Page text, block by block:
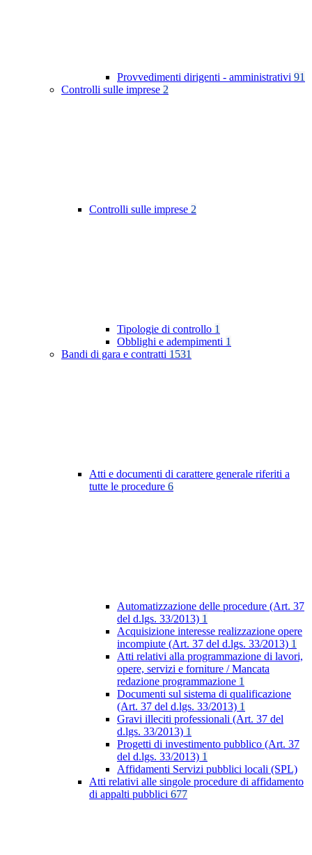
Provvedimenti dirigenti - amministrativi 91
Controlli sulle imprese 2
Controlli sulle imprese 2
Tipologie di controllo 1
Obblighi e adempimenti 1
Bandi di gara e contratti 1531
Atti e documenti di carattere generale riferiti a
tutte le procedure 6
Automatizzazione delle procedure (Art. 37
del d.lgs. 33/2013) 1
Acquisizione interesse realizzazione opere
incompiute (Art. 37 del d.lgs. 33/2013) 1
Atti relativi alla programmazione di lavori,
opere, servizi e forniture / Mancata
redazione programmazione 1
Documenti sul sistema di qualificazione
(Art. 37 del d.lgs. 33/2013) 1
Gravi illeciti professionali (Art. 37 del
d.lgs. 33/2013) 1
Progetti di investimento pubblico (Art. 37
del d.lgs. 33/2013) 1
Affidamenti Servizi pubblici locali (SPL)
Atti relativi alle singole procedure di affidamento
di appalti pubblici 677